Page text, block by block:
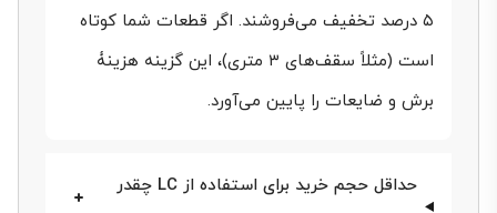
بناب، ماهان و فولاد البرز فایکو در کنار قدیمی‌های بازار
نظیر ذوب آهن اصفهان، انتخاب دقیق تیرآهن به مراتب
«اقتصادی/سبک» و «سنگین/فوق‌سنگین» باعث شده
۵ درصد تخفیف می‌فروشند. اگر قطعات شما کوتاه
است (مثلاً سقف‌های ۳ متری)، این گزینه هزینۀ
برش و ضایعات را پایین می‌آورد.
حداقل حجم خرید برای استفاده از LC چقدر